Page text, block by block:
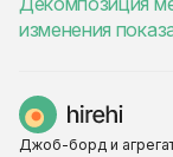
изменения
Джоб-борд и